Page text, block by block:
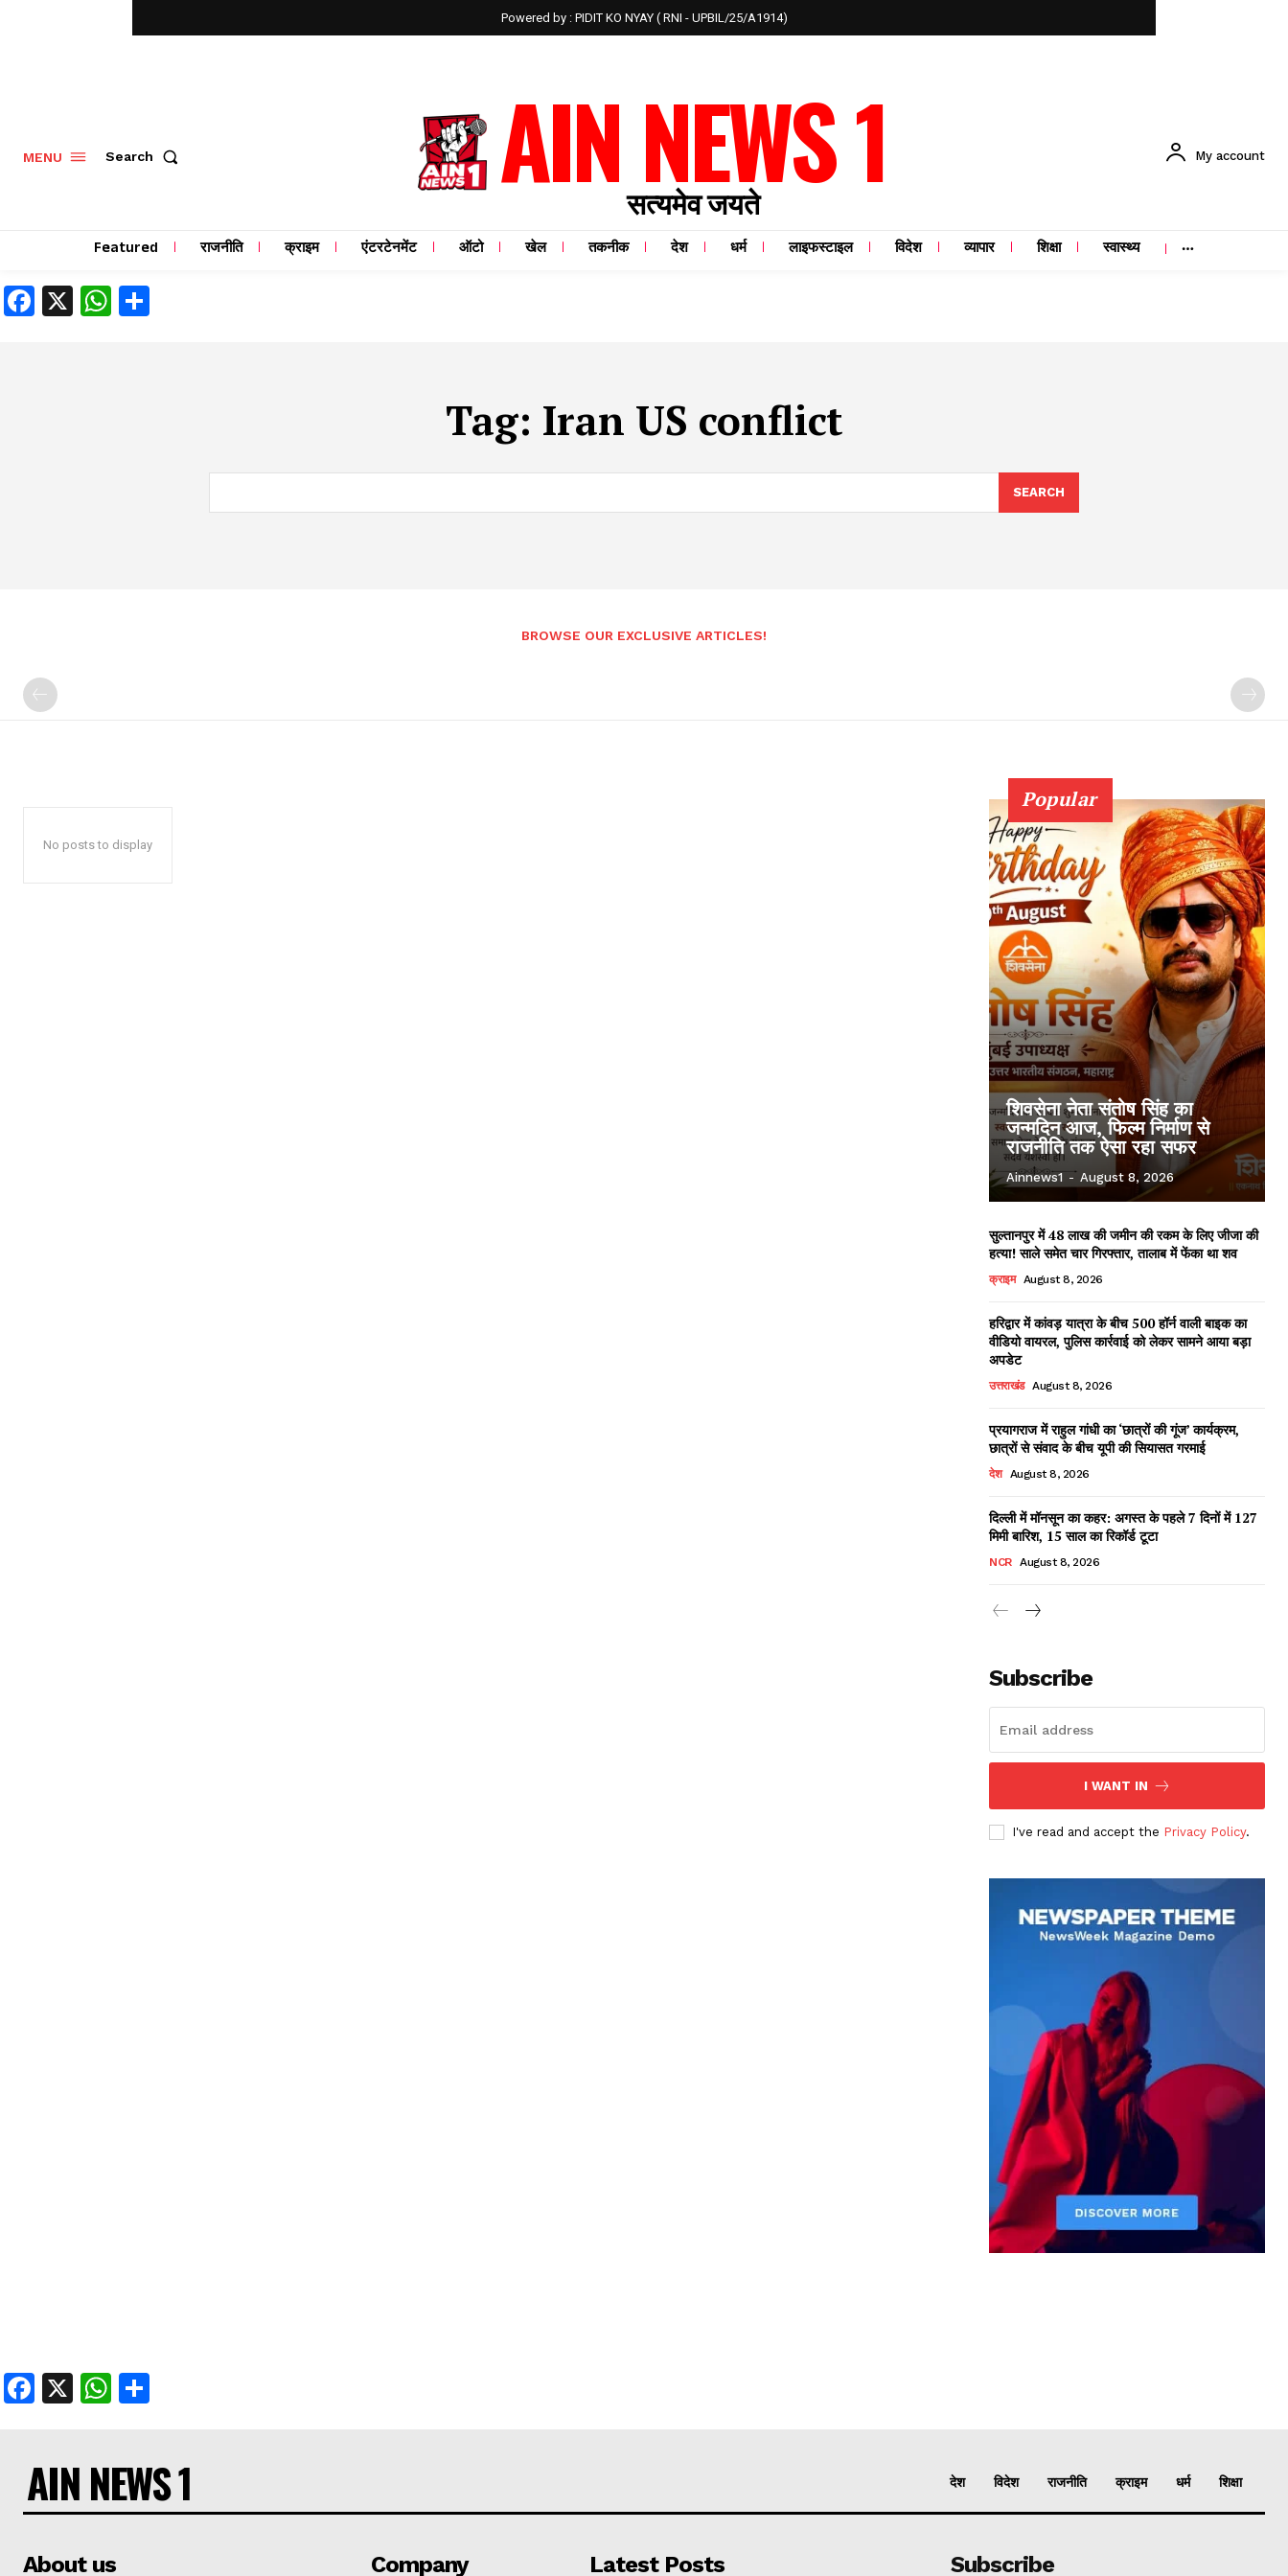
Powered by : PIDIT KO NYAY ( RNI - UPBIL/25/A1914)
MENU Search AIN NEWS 1
सत्यमेव जयते
My account
Featured राजनीति क्राइम एंटरटेनमेंट ऑटो खेल तकनीक देश धर्म लाइफस्टाइल विदेश व्यापार शिक्षा स्वास्थ्य
Facebook
X WhatsApp
Tag: Iran US conflict
SEARCH
BROWSE OUR EXCLUSIVE ARTICLES!
No posts to display
Popular
शिवसेना नेता संतोष सिंह का
जन्मदिन आज, फिल्म निर्माण से
राजनीति तक ऐसा रहा सफर
Ainnews1 - August 8, 2026
सुल्तानपुर में 48 लाख की जमीन की रकम के लिए जीजा की
हत्या! साले समेत चार गिरफ्तार, तालाब में फेंका था शव
क्राइम August 8, 2026
हरिद्वार में कांवड़ यात्रा के बीच 500 हॉर्न वाली बाइक का
वीडियो वायरल, पुलिस कार्रवाई को लेकर सामने आया बड़ा
अपडेट
उत्तराखंड August 8, 2026
प्रयागराज में राहुल गांधी का ‘छात्रों की गूंज’ कार्यक्रम,
छात्रों से संवाद के बीच यूपी की सियासत गरमाई
देश August 8, 2026
दिल्ली में मॉनसून का कहर: अगस्त के पहले 7 दिनों में 127
मिमी बारिश, 15 साल का रिकॉर्ड टूटा
NCR August 8, 2026
Subscribe
I WANT IN
I've read and accept the Privacy Policy.
Facebook
X WhatsApp
AIN NEWS 1 देश विदेश राजनीति क्राइम धर्म शिक्षा
About us Company Latest Posts Subscribe